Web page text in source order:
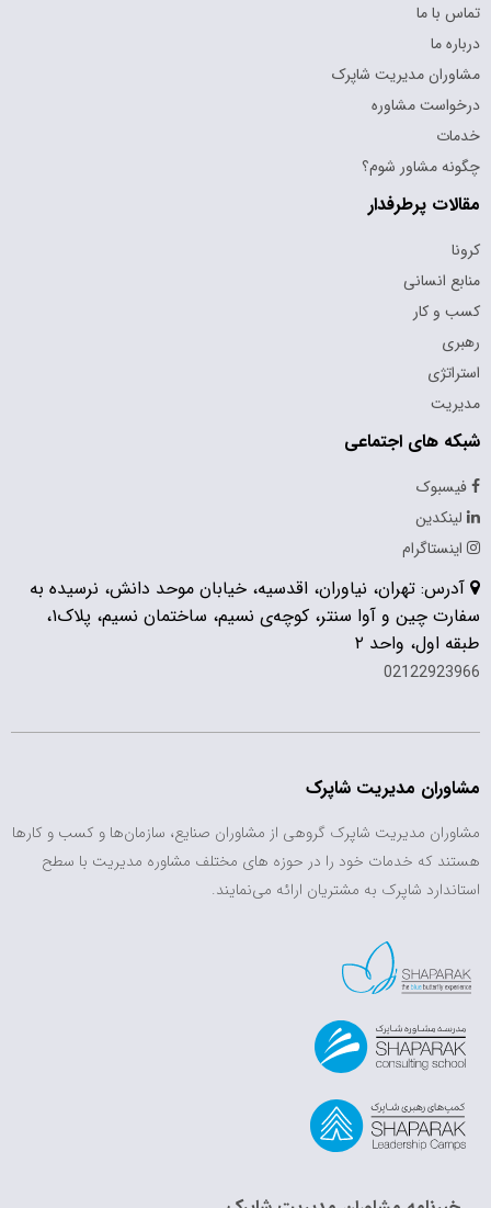
تماس با ما
درباره ما
مشاوران مدیریت شاپرک
درخواست مشاوره
خدمات
چگونه مشاور شوم؟
مقالات پرطرفدار
کرونا
منابع انسانی
کسب و کار
رهبری
استراتژی
مدیریت
شبکه های اجتماعی
فیسبوک
لینکدین
اینستاگرام
آدرس: تهران، نیاوران، اقدسیه، خیابان موحد دانش، نرسیده به
سفارت چین و آوا سنتر، کوچه‌ی نسیم، ساختمان نسیم، پلاک۱،
طبقه اول، واحد ۲
02122923966
مشاوران مدیریت شاپرک
مشاوران مدیریت شاپرک گروهی از مشاوران صنایع، سازمان‌ها و کسب و کارها
هستند که خدمات خود را در حوزه های مختلف مشاوره مدیریت با سطح
استاندارد شاپرک به مشتریان ارائه می‌نمایند.